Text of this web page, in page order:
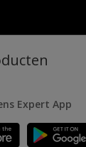
Expert App